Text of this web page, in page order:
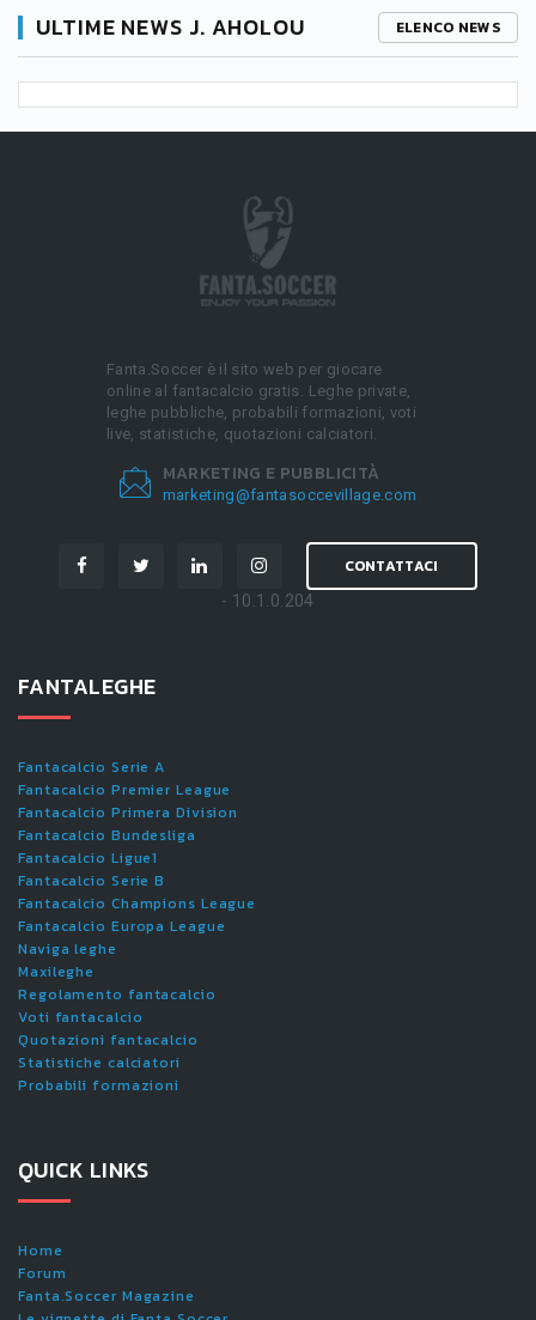
ULTIME NEWS J. AHOLOU ELENCO NEWS
Fanta.Soccer è il sito web per giocare
online al fantacalcio gratis. Leghe private,
leghe pubbliche, probabili formazioni, voti
live, statistiche, quotazioni calciatori.
MARKETING E PUBBLICITÀ
marketing@fantasoccevillage.com
CONTATTACI
- 10.1.0.204
FANTALEGHE
Fantacalcio Serie A
Fantacalcio Premier League
Fantacalcio Primera Division
Fantacalcio Bundesliga
Fantacalcio Ligue1
Fantacalcio Serie B
Fantacalcio Champions League
Fantacalcio Europa League
Naviga leghe
Maxileghe
Regolamento fantacalcio
Voti fantacalcio
Quotazioni fantacalcio
Statistiche calciatori
Probabili formazioni
QUICK LINKS
Home
Forum
Fanta.Soccer Magazine